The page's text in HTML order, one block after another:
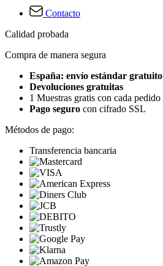
Contacto
Calidad probada
Compra de manera segura
España: envío estándar gratuito
Devoluciones gratuitas
1 Muestras gratis con cada pedido
Pago seguro con cifrado SSL
Métodos de pago:
Transferencia bancaria